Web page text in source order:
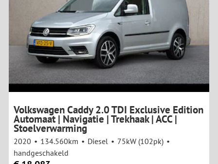
Volkswagen Caddy 2.0 TDI Exclusive Edition
Automaat | Navigatie | Trekhaak | ACC |
Stoelverwarming
2020 134.560km Diesel
75kW (102pk)
handgeschakeld